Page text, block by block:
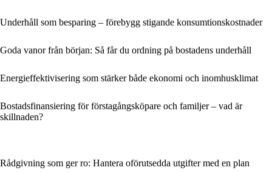
Underhåll som besparing – förebygg stigande konsumtionskostnader
Goda vanor från början: Så får du ordning på bostadens underhåll
Energieffektivisering som stärker både ekonomi och inomhusklimat
Bostadsfinansiering för förstagångsköpare och familjer – vad är
skillnaden?
Rådgivning som ger ro: Hantera oförutsedda utgifter med en plan